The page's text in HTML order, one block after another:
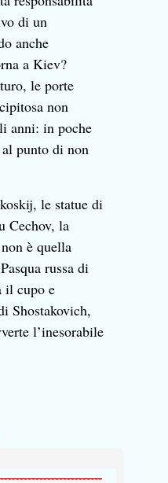
di un
anche
a Kiev?
le porte
non
anni: in poche
punto di non
le statue di
Cechov, la
è quella
russa di
il cupo e
Shostakovich,
l’inesorabile